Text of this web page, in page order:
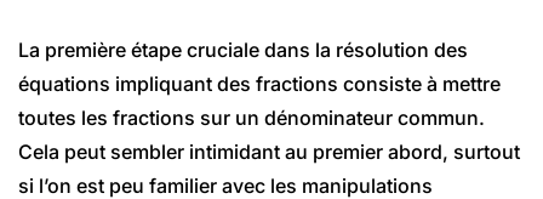
La première étape cruciale dans la résolution des
équations impliquant des fractions consiste à mettre
toutes les fractions sur un dénominateur commun.
Cela peut sembler intimidant au premier abord, surtout
si l’on est peu familier avec les manipulations